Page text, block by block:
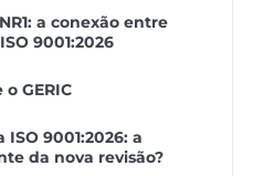
a conexão entre
9001:2026
GERIC
9001:2026: a
da nova revisão?